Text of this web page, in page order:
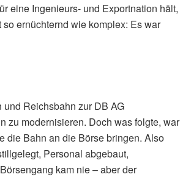
eine Ingenieurs- und Exportnation hält,
ernüchternd wie komplex: Es war
Reichsbahn zur DB AG
zu modernisieren. Doch was folgte, war
die Bahn an die Börse bringen. Also
Personal abgebaut,
kam nie – aber der